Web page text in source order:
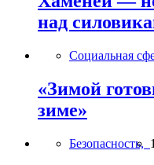
над
Социальная
«Зимой
зиме»
Безопасность,